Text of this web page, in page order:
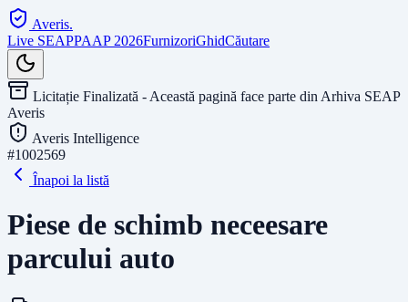
Averis.
Live SEAPPAAP 2026FurnizoriGhidCăutare
Licitație Finalizată - Această pagină face parte din Arhiva SEAP
Averis
Averis Intelligence
#1002569
Înapoi la listă
Piese de schimb neceesare
parcului auto